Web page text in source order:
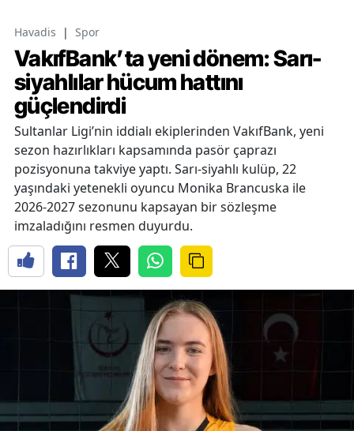
Havadis | Spor
VakıfBank’ta yeni dönem: Sarı-
siyahlılar hücum hattını
güçlendirdi
Sultanlar Ligi’nin iddialı ekiplerinden VakıfBank, yeni
sezon hazırlıkları kapsamında pasör çaprazı
pozisyonuna takviye yaptı. Sarı-siyahlı kulüp, 22
yaşındaki yetenekli oyuncu Monika Brancuska ile
2026-2027 sezonunu kapsayan bir sözleşme
imzaladığını resmen duyurdu.